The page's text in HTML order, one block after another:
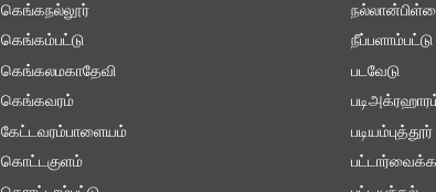
கெங்கநல்லூர்
கெங்கம்பட்டு
கெங்கலமகாதேவி
கெங்கவரம்
கேட்டவரம்பாளையம்
கொட்டகுளம்
நீப்பளாம்பட்டு
படவேடு
படியம்புத்தூர்